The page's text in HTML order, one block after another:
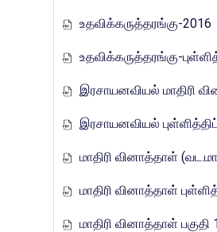
உதவிக்கருத்தரங்கு-2016
உதவிக்கருத்தரங்கு-
இரசாயனவியல் மாதிரி வினாத்தாள்-
இரசாயனவியல் புள்ளித்திட்டம்-
மாதிரி வினாத்தாள்
மாதிரி வினாத்தாள் புள்ளித்திட்டம்
மாதிரி வினாத்தாள் பகுதி 1